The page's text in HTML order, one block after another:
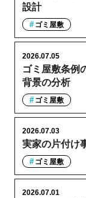
設計
ゴミ屋敷
ゴミ屋敷条例
背景の分析
2026.07.05
ゴミ屋敷
実家の片付け
2026.07.03
ゴミ屋敷
2026.07.01